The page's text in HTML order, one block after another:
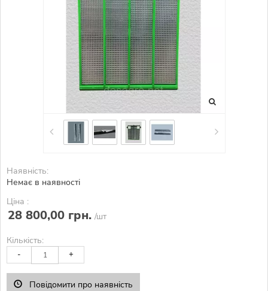
Наявність:
Немає в наявності
Ціна :
28 800,00 грн. /шт
Кількість:
- +
Повідомити про наявність